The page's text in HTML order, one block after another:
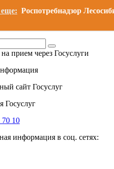
Роспотребнадзор
Search
на прием через Госуслуги
сайт Госуслуг
Госуслуг
70 10
информация в соц. сетях: